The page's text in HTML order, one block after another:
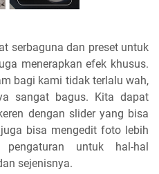
serbaguna dan preset untuk
menerapkan efek khusus.
bagi kami tidak terlalu wah,
sangat bagus. Kita dapat
dengan slider yang bisa
bisa mengedit foto lebih
untuk hal-hal
sejenisnya.